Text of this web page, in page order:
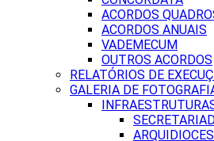
ACORDOS
ACORDOS ANUAIS
VADEMECUM
OUTROS ACORDOS
RELATÓRIOS DE
GALERIA DE